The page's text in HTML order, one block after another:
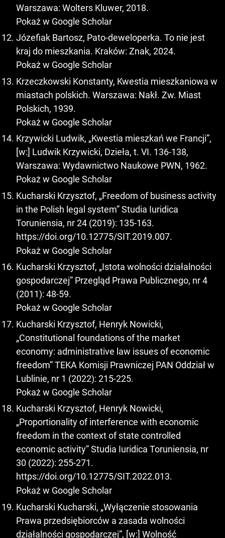
Warszawa: Wolters Kluwer, 2018.
Pokaż w Google Scholar
Józefiak Bartosz, Pato-deweloperka. To nie jest
kraj do mieszkania. Kraków: Znak, 2024.
Pokaż w Google Scholar
Krzeczkowski Konstanty, Kwestia mieszkaniowa w
miastach polskich. Warszawa: Nakł. Zw. Miast
Polskich, 1939.
Pokaż w Google Scholar
Krzywicki Ludwik, „Kwestia mieszkań we Francji”,
[w:] Ludwik Krzywicki, Dzieła, t. VI. 136-138,
Warszawa: Wydawnictwo Naukowe PWN, 1962.
Pokaż w Google Scholar
Kucharski Krzysztof, „Freedom of business activity
in the Polish legal system” Studia Iuridica
Toruniensia, nr 24 (2019): 135-163.
https://doi.org/10.12775/SIT.2019.007.
Pokaż w Google Scholar
Kucharski Krzysztof, „Istota wolności działalności
gospodarczej” Przegląd Prawa Publicznego, nr 4
(2011): 48-59.
Pokaż w Google Scholar
Kucharski Krzysztof, Henryk Nowicki,
„Constitutional foundations of the market
economy: administrative law issues of economic
freedom” TEKA Komisji Prawniczej PAN Oddział w
Lublinie, nr 1 (2022): 215-225.
Pokaż w Google Scholar
Kucharski Krzysztof, Henryk Nowicki,
„Proportionality of interference with economic
freedom in the context of state controlled
economic activity” Studia Iuridica Toruniensia, nr
30 (2022): 255-271.
https://doi.org/10.12775/SIT.2022.013.
Pokaż w Google Scholar
Kucharski Kucharski, „Wyłączenie stosowania
Prawa przedsiębiorców a zasada wolności
działalności gospodarczej”, [w:] Wolność